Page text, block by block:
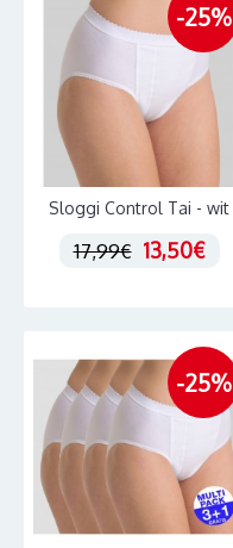
-25%
Sloggi Control Tai - wit
17,99€ 13,50€
-25%